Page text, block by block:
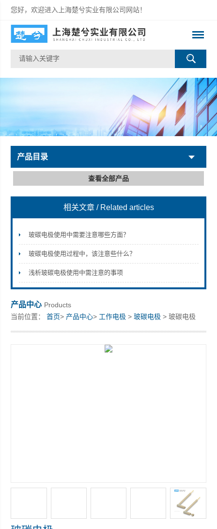
您好，欢迎进入上海楚兮实业有限公司网站！
上海楚兮实业有限公司
产品目录
查看全部产品
相关文章 / Related articles
玻碳电极使用中需要注意哪些方面？
玻碳电极使用过程中，该注意些什么？
浅析玻碳电极使用中需注意的事项
产品中心 Products
当前位置：首页> 产品中心> 工作电极 >玻碳电极 > 玻碳电极